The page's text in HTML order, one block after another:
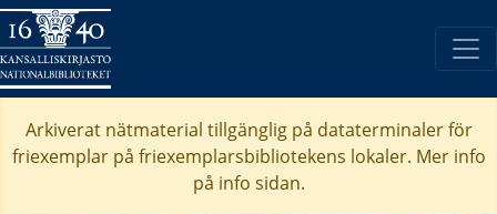
Arkiverat nätmaterial tillgänglig på dataterminaler för
friexemplar på friexemplarsbibliotekens lokaler. Mer info
på info sidan.